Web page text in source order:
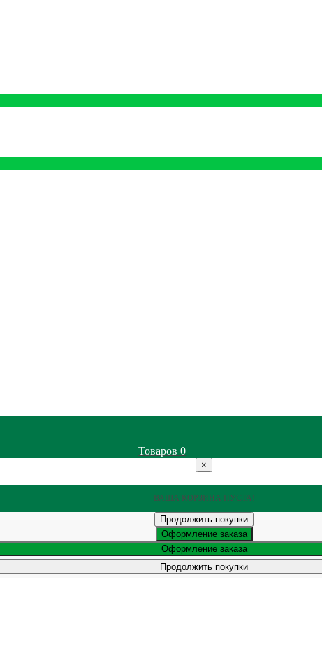
Товаров 0
×
ВАША КОРЗИНА ПУСТА!
Продолжить покупки
Оформление заказа
Оформление заказа
Продолжить покупки